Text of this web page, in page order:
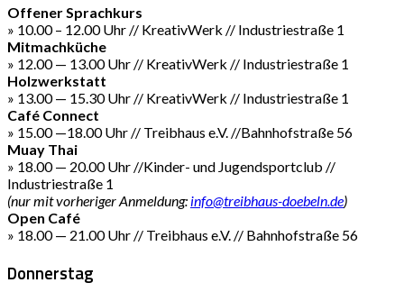
Offener Sprachkurs
» 10.00 – 12.00 Uhr // KreativWerk // Industriestraße 1
Mitmachküche
» 12.00 — 13.00 Uhr // KreativWerk // Industriestraße 1
Holzwerkstatt
» 13.00 — 15.30 Uhr // KreativWerk // Industriestraße 1
Café Connect
» 15.00 —18.00 Uhr // Treibhaus e.V. //Bahnhofstraße 56
Muay Thai
» 18.00 — 20.00 Uhr //Kinder- und Jugendsportclub //
Industriestraße 1
(nur mit vorheriger Anmeldung: info@treibhaus-doebeln.de)
Open Café
» 18.00 — 21.00 Uhr // Treibhaus e.V. // Bahnhofstraße 56
Donnerstag